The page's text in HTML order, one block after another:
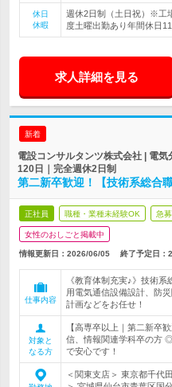
休日
休暇
週休2日制（土日祝）※工
度土曜出勤あり年間休日
求人詳細を見る
新着
電設コンサルタンツ株式会社 | 電
120日｜完全週休2日制
第二新卒歓迎！【技術系総合
正社員 職種・業種未経験OK 急募
女性のおしごと掲載中
情報更新日：2026/06/05 終了予定日：
仕事内容
《教育体制充実♪》技術
用電気通信設備設計、防
計画などをお任せ！
対象と
なる方
【高専卒以上｜第二新卒
信、情報関連学科卒の方
で安心です！
＜関東支店＞ 東京都千代